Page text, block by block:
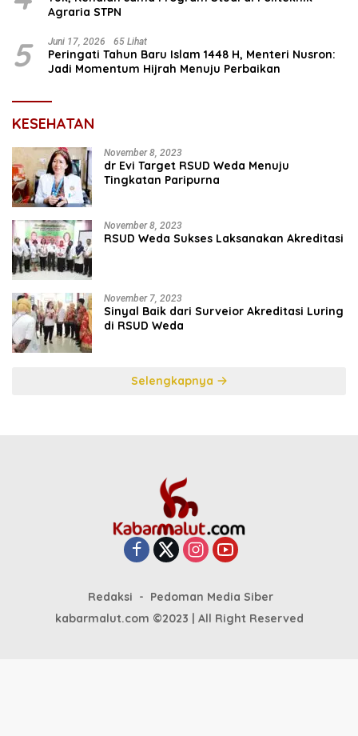
Agraria STPN
5 Juni 17, 2026 65 Lihat
Peringati Tahun Baru Islam 1448 H, Menteri Nusron:
Jadi Momentum Hijrah Menuju Perbaikan
KESEHATAN
November 8, 2023
dr Evi Target RSUD Weda Menuju
Tingkatan Paripurna
November 8, 2023
RSUD Weda Sukses Laksanakan Akreditasi
November 7, 2023
Sinyal Baik dari Surveior Akreditasi Luring
di RSUD Weda
Selengkapnya
Redaksi
Pedoman Media Siber
kabarmalut.com ©2023 | All Right Reserved